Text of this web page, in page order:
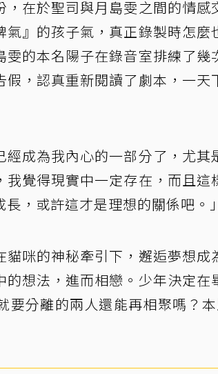
在於聖司與月島雯之間的情感
』的孩子氣，真正錄製時怎麼
的本名陽子在錄音室排練了幾
，認真重新閱讀了劇本，一天
成為我內心的一部分了，尤其
覺得現實中一定存在，而且這
，或許這才是理想的關係吧。」
咪的神秘牽引下，邂逅夢想成
想法，進而相戀。少年決定在
分離的兩人還能再相聚嗎？